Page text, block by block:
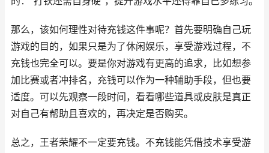
那么，该如何理性对待充钱这件事呢？首先要明确自己玩
游戏的目的，如果只是为了休闲娱乐，享受游戏过程，不
充钱也完全可以。要是你对游戏有更高的追求，比如想参
加比赛或者冲排名，充钱可以作为一种辅助手段，但也要
适度。可以先观察一段时间，看看哪些道具或皮肤是真正
对自己有帮助且喜欢的，再决定是否购买。
总之，王者荣耀不一定要充钱。不充钱能凭借技术享受游